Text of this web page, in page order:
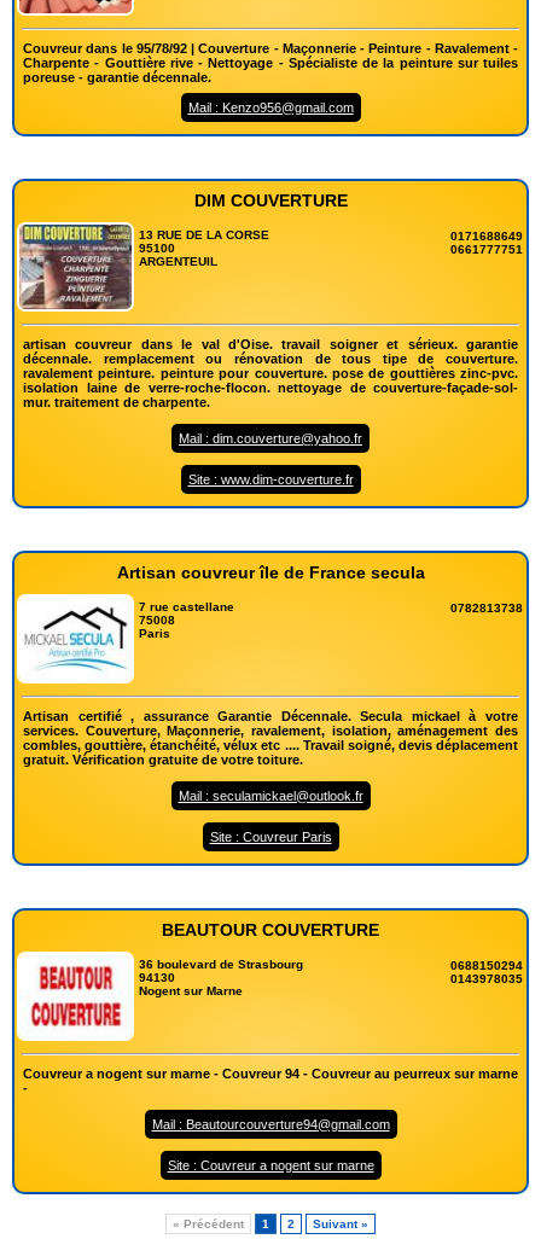
Couvreur dans le 95/78/92 | Couverture - Maçonnerie - Peinture - Ravalement -
Charpente - Gouttière rive - Nettoyage - Spécialiste de la peinture sur tuiles
poreuse - garantie décennale.
Mail : Kenzo956@gmail.com
DIM COUVERTURE
13 RUE DE LA CORSE
95100
ARGENTEUIL
0171688649
0661777751
artisan couvreur dans le val d'Oise. travail soigner et sérieux. garantie
décennale. remplacement ou rénovation de tous tipe de couverture.
ravalement peinture. peinture pour couverture. pose de gouttières zinc-pvc.
isolation laine de verre-roche-flocon. nettoyage de couverture-façade-sol-
mur. traitement de charpente.
Mail : dim.couverture@yahoo.fr
Site : www.dim-couverture.fr
Artisan couvreur île de France secula
7 rue castellane
75008
Paris
0782813738
Artisan certifié , assurance Garantie Décennale. Secula mickael à votre
services. Couverture, Maçonnerie, ravalement, isolation, aménagement des
combles, gouttière, étanchéité, vélux etc .... Travail soigné, devis déplacement
gratuit. Vérification gratuite de votre toiture.
Mail : seculamickael@outlook.fr
Site : Couvreur Paris
BEAUTOUR COUVERTURE
36 boulevard de Strasbourg
94130
Nogent sur Marne
0688150294
0143978035
Couvreur a nogent sur marne - Couvreur 94 - Couvreur au peurreux sur marne
-
Mail : Beautourcouverture94@gmail.com
Site : Couvreur a nogent sur marne
« Précédent 1 2 Suivant »